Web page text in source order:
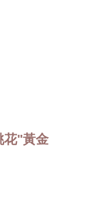
花"黃金